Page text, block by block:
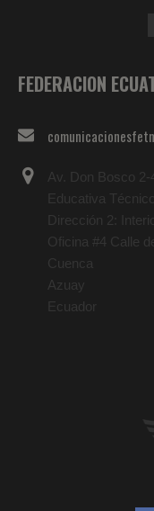
FEDERACION
Av. Don Bosco 2-
Educativa
Dirección 2:
Oficina #4 Calle
Cuenca
Azuay
Ecuador